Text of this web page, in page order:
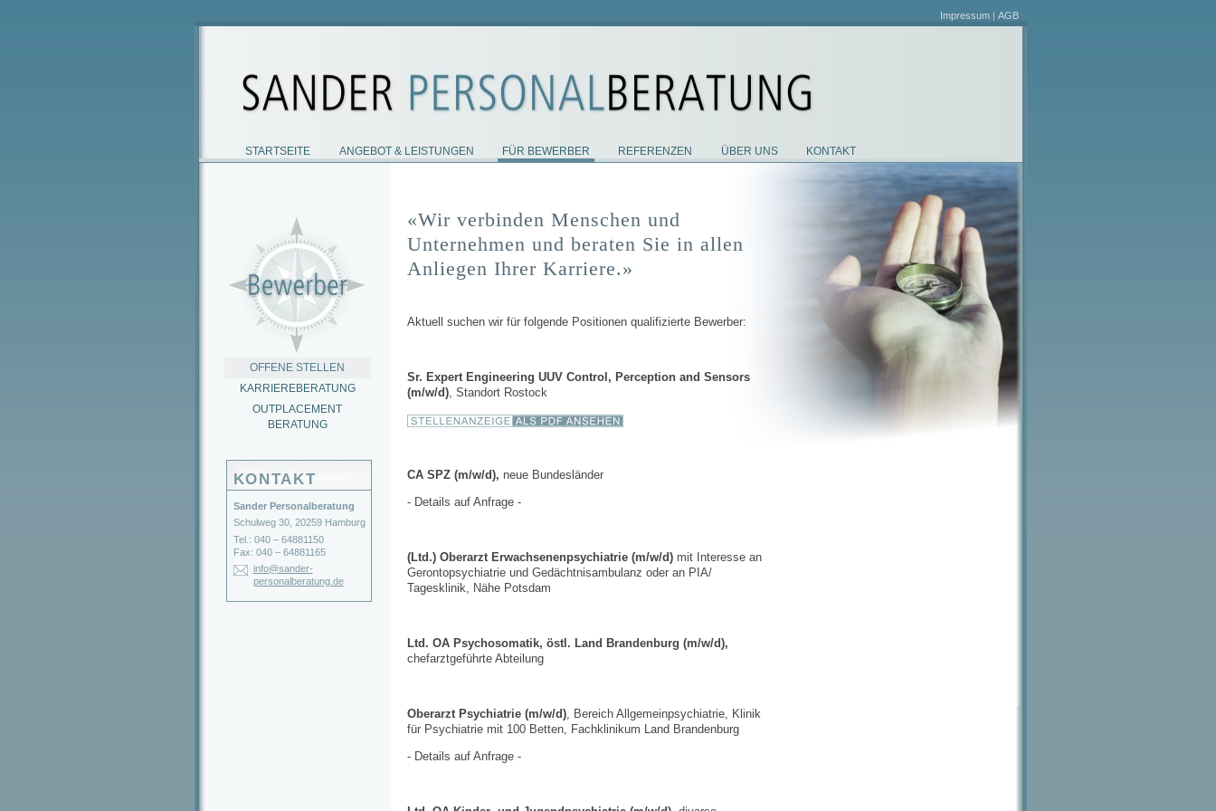
Impressum| AGB
STARTSEITE ANGEBOT & LEISTUNGEN FÜR BEWERBER REFERENZEN ÜBER UNS KONTAKT
OFFENE STELLEN
KARRIEREBERATUNG
OUTPLACEMENT
BERATUNG
KONTAKT
Sander Personalberatung
Schulweg 30, 20259 Hamburg
Tel.: 040 – 64881150
Fax: 040 – 64881165
info@sander-
personalberatung.de
«Wir verbinden Menschen und
Unternehmen und beraten Sie in allen
Anliegen Ihrer Karriere.»
Aktuell suchen wir für folgende Positionen qualifizierte Bewerber:
Sr. Expert Engineering UUV Control, Perception and Sensors
(m/w/d), Standort Rostock
CA SPZ (m/w/d), neue Bundesländer
- Details auf Anfrage -
(Ltd.) Oberarzt Erwachsenenpsychiatrie (m/w/d)mit Interesse an
Gerontopsychiatrie und Gedächtnisambulanz oder an PIA/
Tagesklinik, Nähe Potsdam
Ltd. OA Psychosomatik, östl. Land Brandenburg (m/w/d),
chefarztgeführte Abteilung
Oberarzt Psychiatrie (m/w/d), Bereich Allgemeinpsychiatrie, Klinik
für Psychiatrie mit 100 Betten, Fachklinikum Land Brandenburg
- Details auf Anfrage -